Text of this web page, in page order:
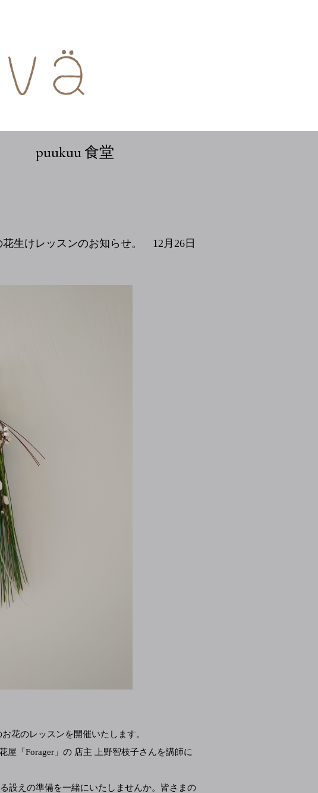
puukuu 食堂
花生けレッスンのお知らせ。 12月26日
花のレッスンを開催いたします。
屋「Forager」の 店主 上野智枝子さんを講師に
設えの準備を一緒にいたしませんか。皆さまの